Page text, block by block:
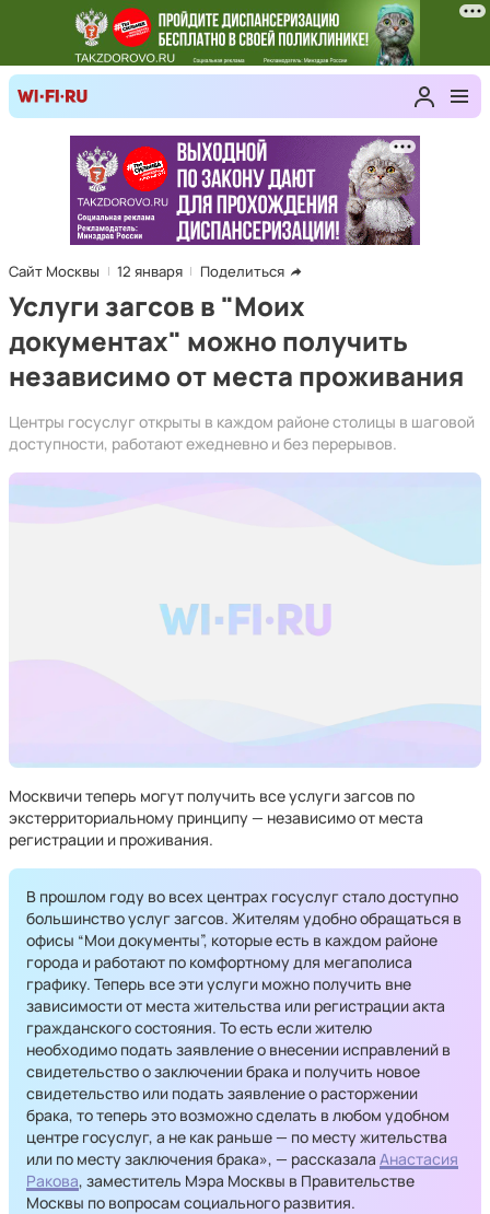
Сайт Москвы 12 января Поделиться
Услуги загсов в "Моих
документах" можно получить
независимо от места проживания
Центры госуслуг открыты в каждом районе столицы в шаговой
доступности, работают ежедневно и без перерывов.
Москвичи теперь могут получить все услуги загсов по
экстерриториальному принципу — независимо от места
регистрации и проживания.
В прошлом году во всех центрах госуслуг стало доступно
большинство услуг загсов. Жителям удобно обращаться в
офисы “Мои документы”, которые есть в каждом районе
города и работают по комфортному для мегаполиса
графику. Теперь все эти услуги можно получить вне
зависимости от места жительства или регистрации акта
гражданского состояния. То есть если жителю
необходимо подать заявление о внесении исправлений в
свидетельство о заключении брака и получить новое
свидетельство или подать заявление о расторжении
брака, то теперь это возможно сделать в любом удобном
центре госуслуг, а не как раньше — по месту жительства
или по месту заключения брака», — рассказала Анастасия
Ракова, заместитель Мэра Москвы в Правительстве
Москвы по вопросам социального развития.